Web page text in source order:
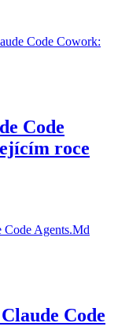
Code Cowork:
Code
roce
Code Agents.Md
Code